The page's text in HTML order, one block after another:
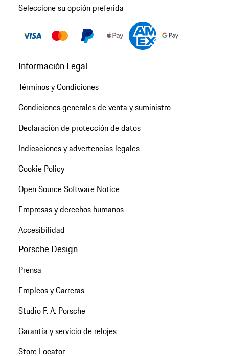
Seleccione su opción preferida
Información Legal
Términos y Condiciones
Condiciones generales de venta y suministro
Declaración de protección de datos
Indicaciones y advertencias legales
Cookie Policy
Open Source Software Notice
Empresas y derechos humanos
Accesibilidad
Porsche Design
Prensa
Empleos y Carreras
Studio F. A. Porsche
Garantía y servicio de relojes
Store Locator